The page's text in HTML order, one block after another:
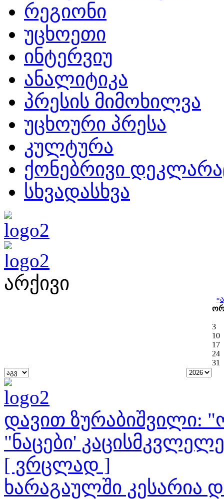
რეგიონი
უცხოეთი
ინტერვიუ
ანალიტიკა
პრესის მიმოხილვა
უცხოური პრესა
კულტურა
ქონებრივი
სხვადასხვა
არქივი
«
3
10
17
24
31
დავით ზურაბიშვილი:
"ნაცები'
[ ვრცლად ]
ხარაგაულში კესარია